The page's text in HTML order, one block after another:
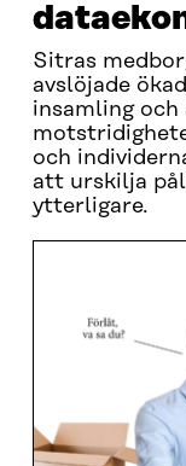
Sitras
avslöjade
insamling och
och
att urskilja
ytterligare.